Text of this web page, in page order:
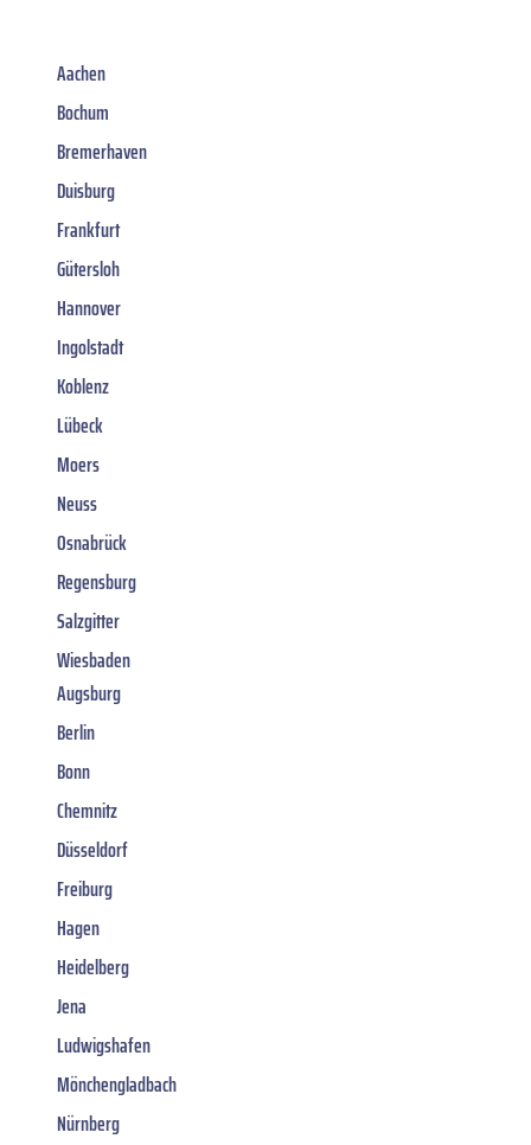
Aachen
Bochum
Bremerhaven
Duisburg
Frankfurt
Gütersloh
Hannover
Ingolstadt
Koblenz
Lübeck
Moers
Neuss
Osnabrück
Regensburg
Salzgitter
Wiesbaden
Augsburg
Berlin
Bonn
Chemnitz
Düsseldorf
Freiburg
Hagen
Heidelberg
Jena
Ludwigshafen
Mönchengladbach
Nürnberg